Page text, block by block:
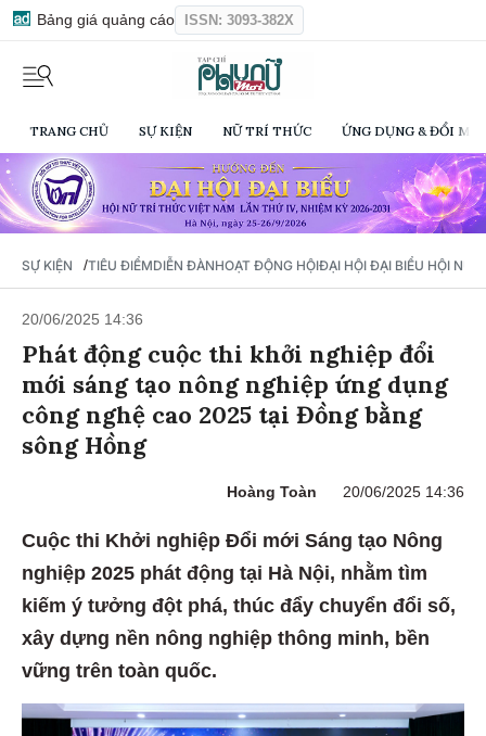
Bảng giá quảng cáo ISSN: 3093-382X
TRANG CHỦ SỰ KIỆN NỮ TRÍ THỨC ỨNG DỤNG & ĐỔI
SỰ KIỆN /TIÊU ĐIỂMDIỄN ĐÀNHOẠT ĐỘNG HỘIĐẠI HỘI ĐẠI BIỂU HỘI NỮ
20/06/2025 14:36
Phát động cuộc thi khởi nghiệp đổi
mới sáng tạo nông nghiệp ứng dụng
công nghệ cao 2025 tại Đồng bằng
sông Hồng
Hoàng Toàn 20/06/2025 14:36
Cuộc thi Khởi nghiệp Đổi mới Sáng tạo Nông
nghiệp 2025 phát động tại Hà Nội, nhằm tìm
kiếm ý tưởng đột phá, thúc đẩy chuyển đổi số,
xây dựng nền nông nghiệp thông minh, bền
vững trên toàn quốc.